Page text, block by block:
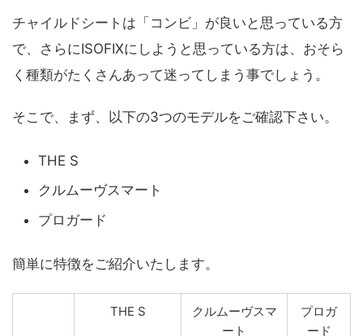
チャイルドシートは「コンビ」が良いと思っている方
で、さらにISOFIXにしようと思っている方は、おそら
く種類がたくさんあって迷ってしまう事でしょう。
そこで、まず、以下の3つのモデルをご確認下さい。
THE S
クルムーヴスマート
プロガード
簡単に特徴をご紹介いたします。
THE S
クルムーヴスマ
ート
プロガ
ード